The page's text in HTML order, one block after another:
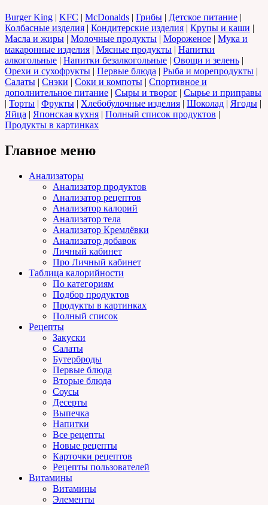
Burger King | KFC | McDonalds | Грибы | Детское питание |
Колбасные изделия | Кондитерские изделия | Крупы и каши |
Масла и жиры | Молочные продукты | Мороженое | Мука и
макаронные изделия | Мясные продукты | Напитки
алкогольные | Напитки безалкогольные | Овощи и зелень |
Орехи и сухофрукты | Первые блюда | Рыба и морепродукты |
Салаты | Снэки | Соки и компоты | Спортивное и
дополнительное питание | Сыры и творог | Сырье и приправы
| Торты | Фрукты | Хлебобулочные изделия | Шоколад | Ягоды |
Яйца | Японская кухня | Полный список продуктов |
Продукты в картинках
Главное меню
Анализаторы
Анализатор продуктов
Анализатор рецептов
Анализатор калорий
Анализатор тела
Анализатор Кремлёвки
Анализатор добавок
Личный кабинет
Про Личный кабинет
Таблица калорийности
По категориям
Подбор продуктов
Продукты в картинках
Полный список
Рецепты
Закуски
Салаты
Бутерброды
Первые блюда
Вторые блюда
Соусы
Десерты
Выпечка
Напитки
Все рецепты
Новые рецепты
Карточки рецептов
Рецепты пользователей
Витамины
Витамины
Элементы